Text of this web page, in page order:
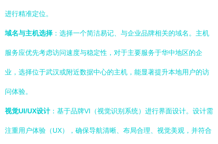
进行精准定位。
域名与主机选择 ：选择一个简洁易记、与企业品牌相关的域名。主机
服务应优先考虑访问速度与稳定性，对于主要服务于华中地区的企
业，选择位于武汉或附近数据中心的主机，能显著提升本地用户的访
问体验。
视觉UI/UX设计 ：基于品牌VI（视觉识别系统）进行界面设计。设计需
注重用户体验（UX），确保导航清晰、布局合理、视觉美观，并符合